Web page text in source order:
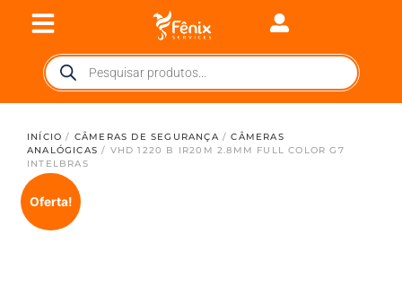
INÍCIO / CÂMERAS DE SEGURANÇA /CÂMERAS
ANALÓGICAS / VHD 1220 B IR20M 2.8MM FULL COLOR G7
INTELBRAS
Oferta!